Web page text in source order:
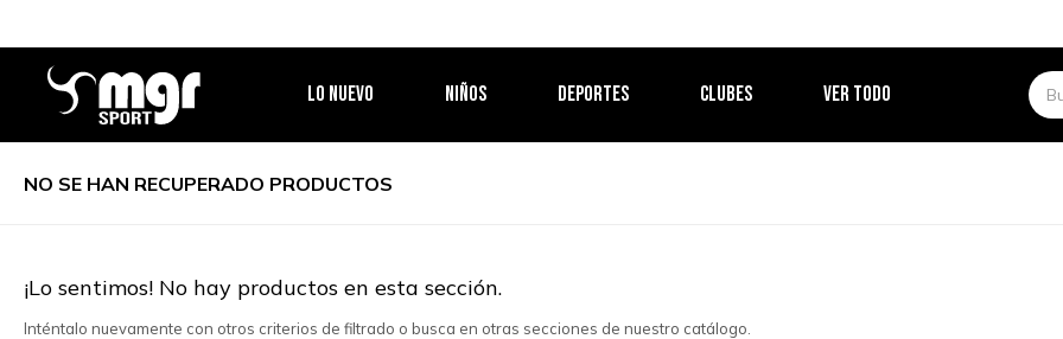
LO NUEVO NIÑOS DEPORTES CLUBES VER TODO
NO SE HAN RECUPERADO PRODUCTOS
¡Lo sentimos! No hay productos en esta sección.
Inténtalo nuevamente con otros criterios de filtrado o busca en otras secciones de nuestro catálogo.